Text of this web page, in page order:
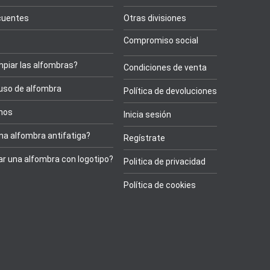
las alfombras?
de alfombra
alfombra antifatiga?
una alfombra con logotipo?
Otras divisiones
Compromiso social
Condiciones de venta
Política de devoluciones
Inicia sesión
Regístrate
Politica de privacidad
Política de cookies